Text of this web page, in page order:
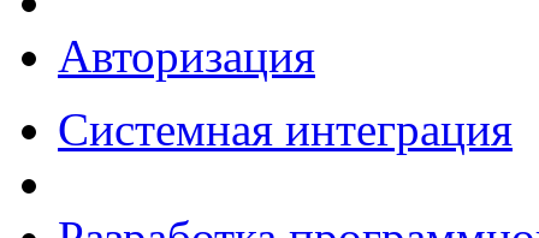
Авторизация
Системная интеграция